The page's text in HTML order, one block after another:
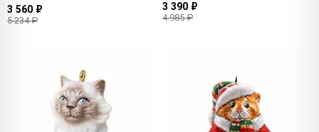
3 560 ₽
5 234 ₽
3 390 ₽
4 985 ₽